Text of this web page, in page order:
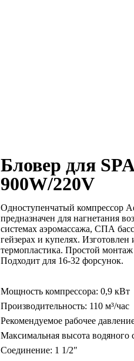
Бловер для
900W/220V
Одноступенчатый компрессор
предназначен для нагнетания
системах аэромассажа, СПА
гейзерах и купелях. Изготовлен
термопластика. Простой монтаж
Подходит для 16-32 форсунок.
Мощность компрессора: 0,9 кВт
Производительность: 110 м³/час
Рекомендуемое рабочее
Максимальная высота водяного
Соединение: 1 1/2″